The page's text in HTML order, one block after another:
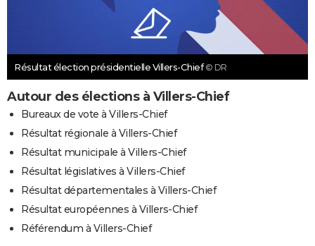
Résultat élection présidentielle Villers-Chief© DR
Autour des élections à Villers-Chief
Bureaux de vote à Villers-Chief
Résultat régionale à Villers-Chief
Résultat municipale à Villers-Chief
Résultat législatives à Villers-Chief
Résultat départementales à Villers-Chief
Résultat européennes à Villers-Chief
Référendum à Villers-Chief